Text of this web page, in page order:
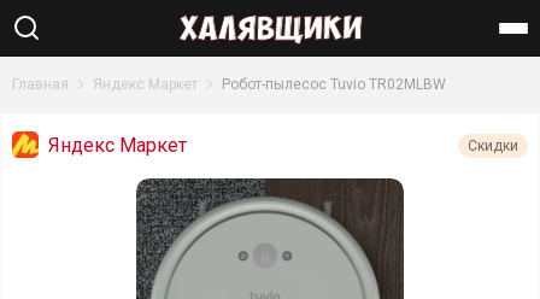
Главная Яндекс Маркет Робот-пылесос Tuvio TR02MLBW
Яндекс Маркет Скидки